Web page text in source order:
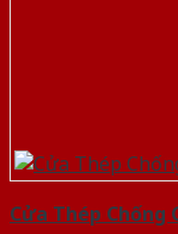
Cửa Thép Chống